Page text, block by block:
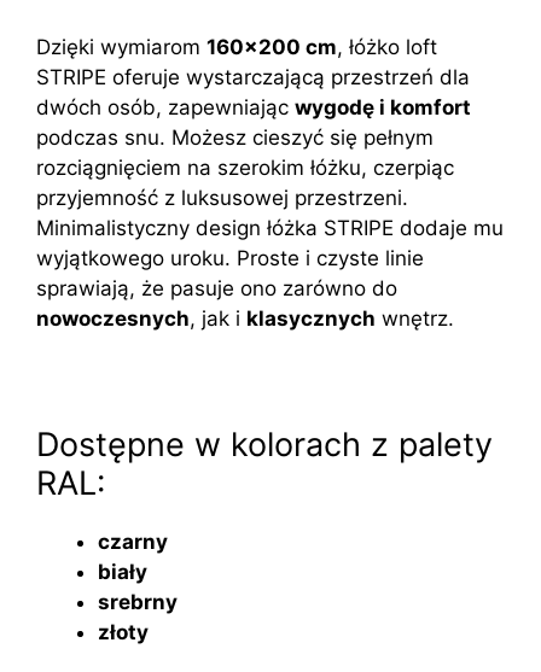
Dzięki wymiarom 160×200 cm, łóżko loft
STRIPE oferuje wystarczającą przestrzeń dla
dwóch osób, zapewniając wygodę i komfort
podczas snu. Możesz cieszyć się pełnym
rozciągnięciem na szerokim łóżku, czerpiąc
przyjemność z luksusowej przestrzeni.
Minimalistyczny design łóżka STRIPE dodaje mu
wyjątkowego uroku. Proste i czyste linie
sprawiają, że pasuje ono zarówno do
nowoczesnych, jak i klasycznych wnętrz.
Dostępne w kolorach z palety
RAL:
czarny
biały
srebrny
złoty